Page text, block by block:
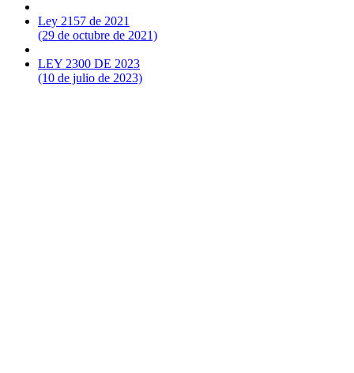
Ley 2157 de 2021
(29 de octubre de 2021)
LEY 2300 DE 2023
(10 de julio de 2023)